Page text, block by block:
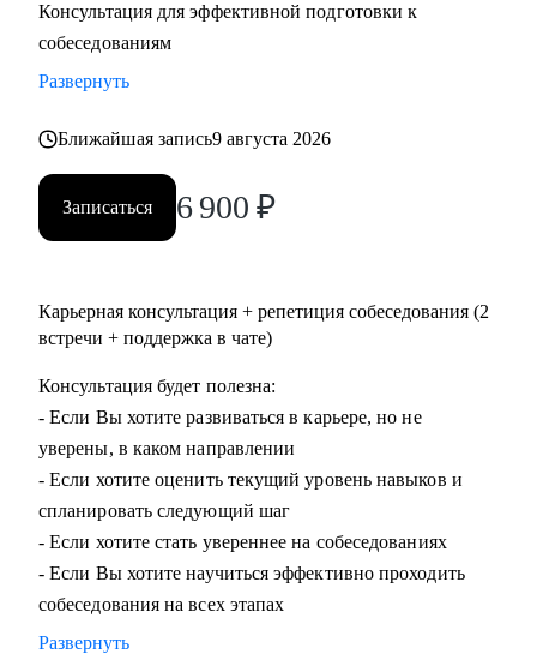
Консультация для эффективной подготовки к
собеседованиям
Развернуть
Ближайшая запись9 августа 2026
Записаться 6 900 ₽
Карьерная консультация + репетиция собеседования (2
встречи + поддержка в чате)
Консультация будет полезна:
- Если Вы хотите развиваться в карьере, но не
уверены, в каком направлении
- Если хотите оценить текущий уровень навыков и
спланировать следующий шаг
- Если хотите стать увереннее на собеседованиях
- Если Вы хотите научиться эффективно проходить
собеседования на всех этапах
Развернуть